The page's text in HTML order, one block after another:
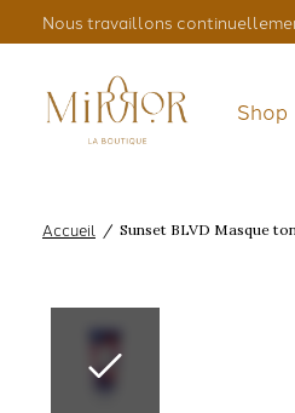
Nous travaillons
Shop
Accueil / Sunset BLVD Masque